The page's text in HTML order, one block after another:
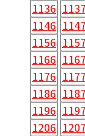
1136 1137
1146 1147
1156 1157
1166 1167
1176 1177
1186 1187
1196 1197
1206 1207